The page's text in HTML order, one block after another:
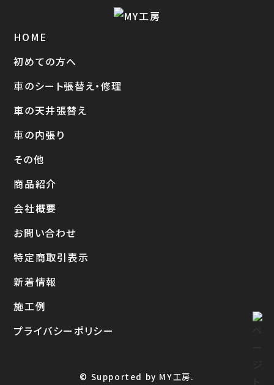
HOME
初めての方へ
車のシート張替え・修理
車の天井張替え
車の内張り
その他
商品紹介
会社概要
お問い合わせ
特定商取引表示
新着情報
施工例
プライバシーポリシー
© Supported by MY工房.